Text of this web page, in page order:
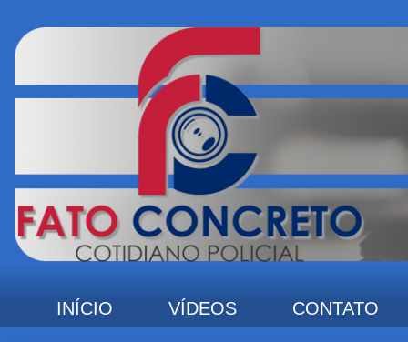
INÍCIO VÍDEOS CONTATO